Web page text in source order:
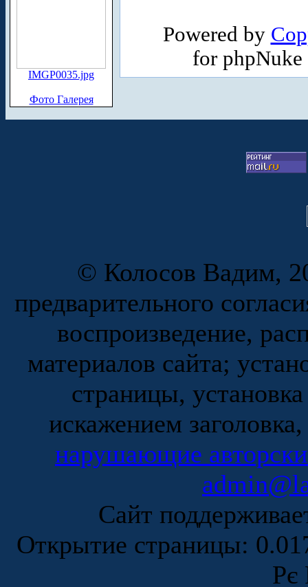
IMGP0035.jpg
Фото Галерея
Powered by
for
© Колосов Вадим,
предварительного
воспроизведение,
материалов сайта;
страницы,
искажением
нарушающие
Сайт
Открытие страницы:
Рє